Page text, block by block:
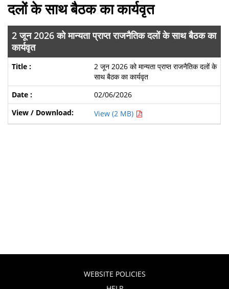
दलों के साथ बैठक का कार्यवृत
2 जून 2026 को मान्यता प्राप्त राजनैतिक दलों के साथ बैठक का
कार्यवृत
2 जून 2026 को मान्यता प्राप्त राजनैतिक दलों के
साथ बैठक का कार्यवृत
02/06/2026
View (2 MB)
WEBSITE POLICIES